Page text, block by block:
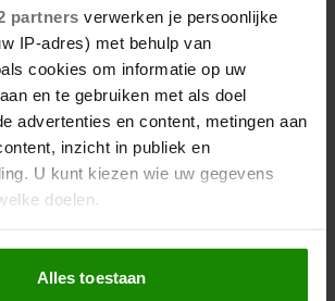
partners verwerken je persoonlijke
IP-adres) met behulp van
cookies om informatie op uw
en te gebruiken met als doel
advertenties en content, metingen aan
inzicht in publiek en
U kunt kiezen wie uw gegevens
doelen.
willen we ook graag:
verzamelen over uw geografische
Alles toestaan